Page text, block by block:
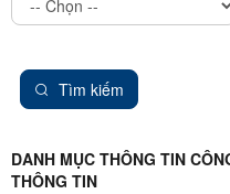
Tìm kiếm
DANH MỤC THÔNG TIN
THÔNG TIN